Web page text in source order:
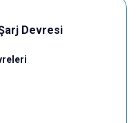
Devresi